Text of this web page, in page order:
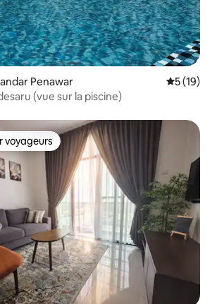
Penawar
5 (19)
(vue sur la piscine)
les plus appréciés
voyageurs